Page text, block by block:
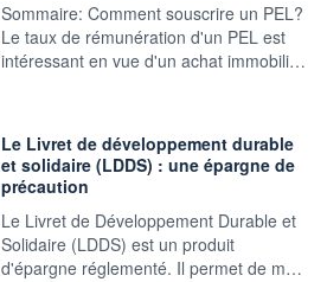
Sommaire: Comment souscrire un PEL?
Le taux de rémunération d'un PEL est
intéressant en vue d'un achat immobili…
Le Livret de développement durable
et solidaire (LDDS) : une épargne de
précaution
Le Livret de Développement Durable et
Solidaire (LDDS) est un produit
d'épargne réglementé. Il permet de m…